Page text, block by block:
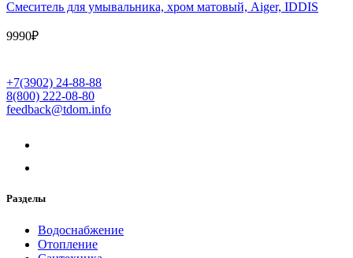
Cмеситель для умывальника, хром матовый, Aiger, IDDIS
9990₽
+7(3902) 24-88-88
8(800) 222-08-80
feedback@tdom.info
Разделы
Водоснабжение
Отопление